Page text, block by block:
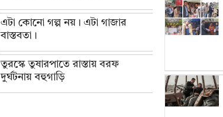
এটা কোনো গল্প নয়। এটা গাজার
বাস্তবতা।
তুরস্কে তুষারপাতে রাস্তায় বরফ
দুর্ঘটনায় বহুগাড়ি